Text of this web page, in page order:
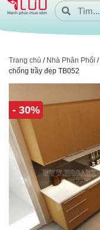
Trang chủ / Nhà Phân Phối /
chống trầy đẹp TB052
- 30%